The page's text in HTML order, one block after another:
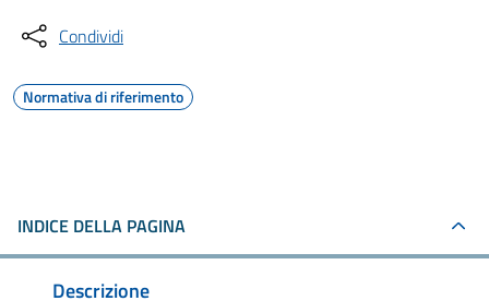
Condividi
Normativa di riferimento
INDICE DELLA PAGINA
Descrizione